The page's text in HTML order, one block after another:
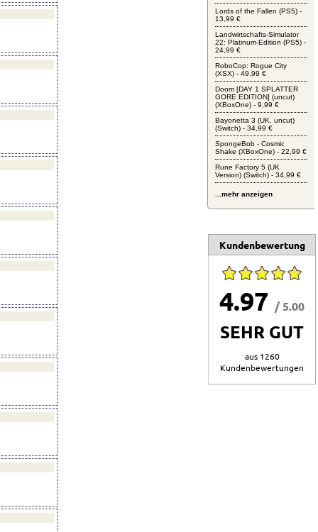
Lords of the Fallen (PS5) -
13,99 €
Landwirtschafts-Simulator
22: Platinum-Edition (PS5) -
24,99 €
RoboCop: Rogue City
(XSX) - 49,99 €
Doom [DAY 1 SPLATTER
GORE EDITION] (uncut)
(XBoxOne) - 9,99 €
Bayonetta 3 (UK, uncut)
(Switch) - 34,99 €
SpongeBob - Cosmic
Shake (XBoxOne) - 22,99 €
Rune Factory 5 (UK
Version) (Switch) - 34,99 €
...mehr anzeigen
Kundenbewertung
4.97 / 5.00
SEHR GUT
aus 1260
Kundenbewertungen